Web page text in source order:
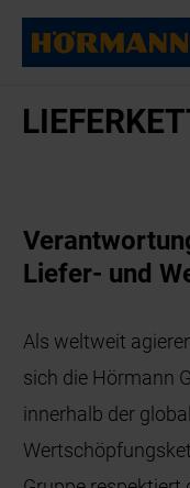
Liefer- und
Als weltweit
sich die Hörmann
innerhalb der